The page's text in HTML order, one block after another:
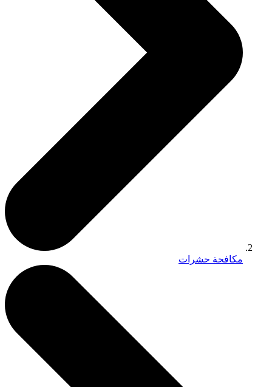
مكافحة حشرات